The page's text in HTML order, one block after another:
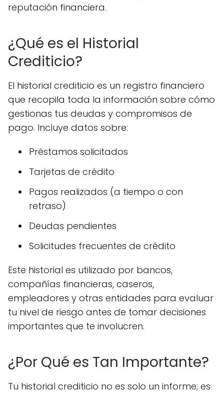
reputación financiera.
¿Qué es el Historial
Crediticio?
El historial crediticio es un registro financiero
que recopila toda la información sobre cómo
gestionas tus deudas y compromisos de
pago. Incluye datos sobre:
Préstamos solicitados
Tarjetas de crédito
Pagos realizados (a tiempo o con
retraso)
Deudas pendientes
Solicitudes frecuentes de crédito
Este historial es utilizado por bancos,
compañías financieras, caseros,
empleadores y otras entidades para evaluar
tu nivel de riesgo antes de tomar decisiones
importantes que te involucren.
¿Por Qué es Tan Importante?
Tu historial crediticio no es solo un informe; es